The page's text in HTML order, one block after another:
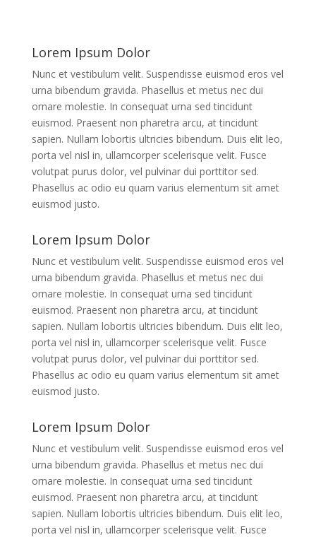
Lorem Ipsum Dolor
Nunc et vestibulum velit. Suspendisse euismod eros vel
urna bibendum gravida. Phasellus et metus nec dui
ornare molestie. In consequat urna sed tincidunt
euismod. Praesent non pharetra arcu, at tincidunt
sapien. Nullam lobortis ultricies bibendum. Duis elit leo,
porta vel nisl in, ullamcorper scelerisque velit. Fusce
volutpat purus dolor, vel pulvinar dui porttitor sed.
Phasellus ac odio eu quam varius elementum sit amet
euismod justo.
Lorem Ipsum Dolor
Nunc et vestibulum velit. Suspendisse euismod eros vel
urna bibendum gravida. Phasellus et metus nec dui
ornare molestie. In consequat urna sed tincidunt
euismod. Praesent non pharetra arcu, at tincidunt
sapien. Nullam lobortis ultricies bibendum. Duis elit leo,
porta vel nisl in, ullamcorper scelerisque velit. Fusce
volutpat purus dolor, vel pulvinar dui porttitor sed.
Phasellus ac odio eu quam varius elementum sit amet
euismod justo.
Lorem Ipsum Dolor
Nunc et vestibulum velit. Suspendisse euismod eros vel
urna bibendum gravida. Phasellus et metus nec dui
ornare molestie. In consequat urna sed tincidunt
euismod. Praesent non pharetra arcu, at tincidunt
sapien. Nullam lobortis ultricies bibendum. Duis elit leo,
porta vel nisl in, ullamcorper scelerisque velit. Fusce